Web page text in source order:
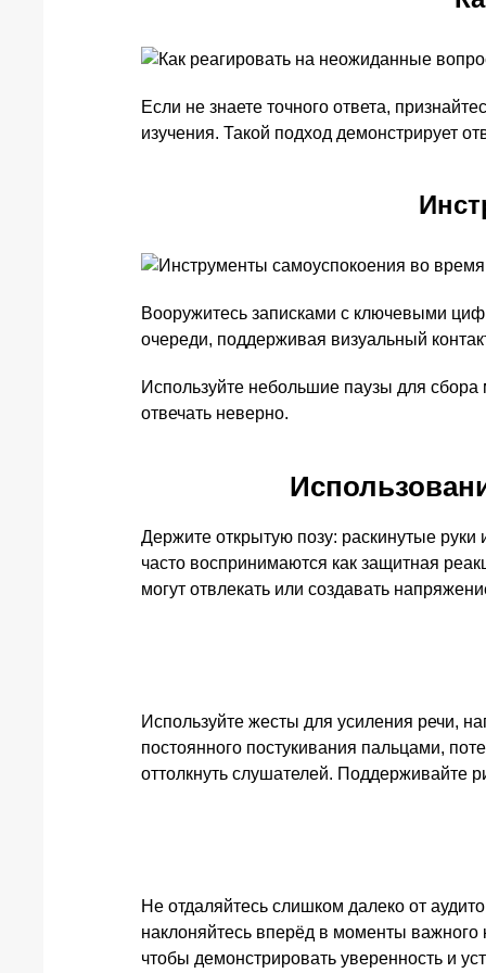
Если не знаете точного ответа,
изучения. Такой подход демонстрирует
Вооружитесь записками с ключевыми
очереди, поддерживая визуальный
Используйте небольшие паузы для
отвечать неверно.
Держите открытую позу: раскинутые руки
часто воспринимаются как защитная
могут отвлекать или создавать
Используйте жесты для усиления речи,
постоянного постукивания пальцами,
оттолкнуть слушателей. Поддерживайте
Не отдаляйтесь слишком далеко от
наклоняйтесь вперёд в моменты важного
чтобы демонстрировать уверенность и